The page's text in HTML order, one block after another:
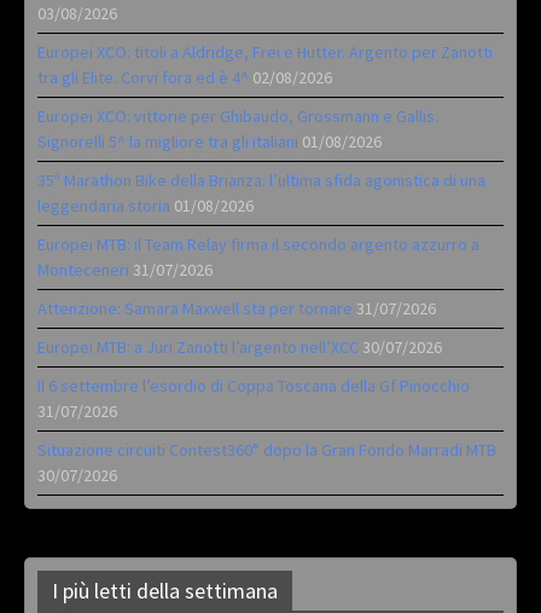
03/08/2026
Europei XCO: titoli a Aldridge, Frei e Hutter. Argento per Zanotti
tra gli Elite. Corvi fora ed è 4^ 02/08/2026
Europei XCO: vittorie per Ghibaudo, Grossmann e Gallis.
Signorelli 5^ la migliore tra gli italiani 01/08/2026
35ª Marathon Bike della Brianza: l’ultima sfida agonistica di una
leggendaria storia 01/08/2026
Europei MTB: il Team Relay firma il secondo argento azzurro a
Monteceneri 31/07/2026
Attenzione: Samara Maxwell sta per tornare 31/07/2026
Europei MTB: a Juri Zanotti l’argento nell’XCC 30/07/2026
Il 6 settembre l’esordio di Coppa Toscana della Gf Pinocchio
31/07/2026
Situazione circuiti Contest360° dopo la Gran Fondo Marradi MTB
30/07/2026
I più letti della settimana